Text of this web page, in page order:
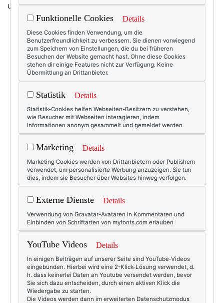
unbedingt einen eleganten Gang.
Funktionelle Cookies Details
Diese Cookies finden Verwendung, um die
Benutzerfreundlichkeit zu verbessern. Sie dienen vorwiegend
zum Speichern von Einstellungen, die du bei früheren
Besuchen der Website gemacht hast. Ohne diese Cookies
stehen dir einige Features nicht zur Verfügung. Keine
Übermittlung an Drittanbieter.
Statistik Details
Statistik-Cookies helfen Webseiten-Besitzern zu verstehen,
wie Besucher mit Webseiten interagieren, indem
Informationen anonym gesammelt und gemeldet werden.
Marketing Details
Marketing Cookies werden von Drittanbietern oder Publishern
verwendet, um personalisierte Werbung anzuzeigen. Sie tun
dies, indem sie Besucher über Websites hinweg verfolgen.
Externe Dienste Details
Verwendung von Gravatar-Avataren in Kommentaren und
Einbinden von Schriftarten von myfonts.com erlauben
YouTube Videos Details
In einigen Beiträgen auf unserer Seite sind YouTube-Videos
eingebunden. Hierbei wird eine 2-Klick-Lösung verwendet, d.
h. dass keinerlei Daten an Youtube versendet werden, bevor
Sie sich dazu entscheiden, durch einen aktiven Klick die
Wiedergabe zu starten.
Die Videos werden dann im erweiterten Datenschutzmodus